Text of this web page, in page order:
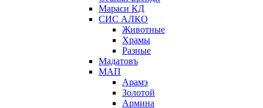
Мараси КД
СИС АЛКО
Животные
Храмы
Разные
Мадатовъ
МАП
Арамэ
Золотой
Армина